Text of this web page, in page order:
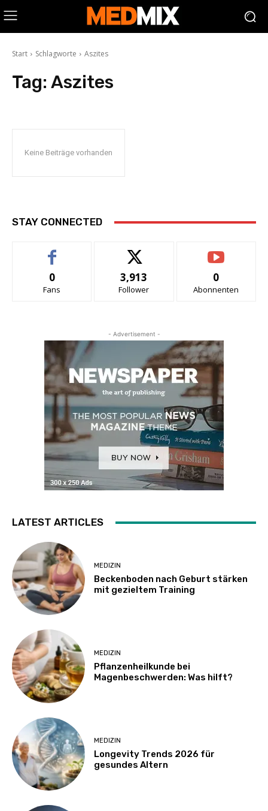
Start Schlagworte Aszites
Tag: Aszites
Keine Beiträge vorhanden
STAY CONNECTED
0
Fans
3,913
Follower
0
Abonnenten
- Advertisement -
LATEST ARTICLES
MEDIZIN
Beckenboden nach Geburt stärken
mit gezieltem Training
MEDIZIN
Pflanzenheilkunde bei
Magenbeschwerden: Was hilft?
MEDIZIN
Longevity Trends 2026 für
gesundes Altern